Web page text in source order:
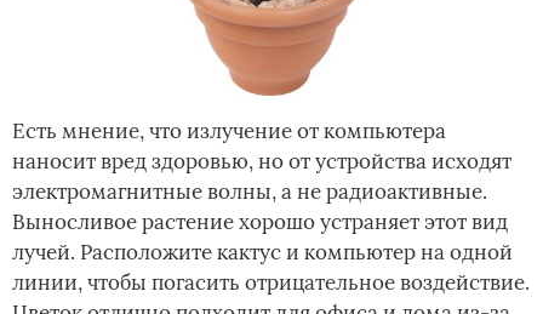
Есть мнение, что излучение от компьютера
наносит вред здоровью, но от устройства исходят
электромагнитные волны, а не радиоактивные.
Выносливое растение хорошо устраняет этот вид
лучей. Расположите кактус и компьютер на одной
линии, чтобы погасить отрицательное воздействие.